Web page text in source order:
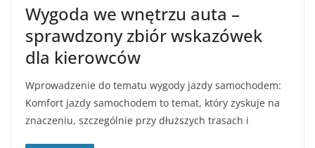
Wygoda we wnętrzu auta –
sprawdzony zbiór wskazówek
dla kierowców
Wprowadzenie do tematu wygody jazdy samochodem:
Komfort jazdy samochodem to temat, który zyskuje na
znaczeniu, szczególnie przy dłuższych trasach i